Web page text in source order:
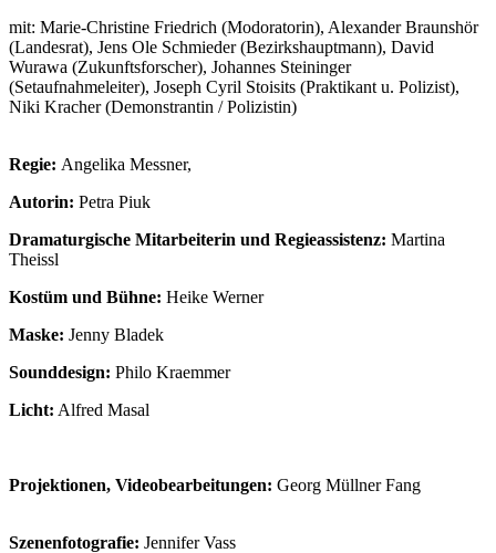
mit: Marie-Christine Friedrich (Modoratorin), Alexander Braunshör
(Landesrat), Jens Ole Schmieder (Bezirkshauptmann), David
Wurawa (Zukunftsforscher), Johannes Steininger
(Setaufnahmeleiter), Joseph Cyril Stoisits (Praktikant u. Polizist),
Niki Kracher (Demonstrantin / Polizistin)
Regie: Angelika Messner,
Autorin: Petra Piuk
Dramaturgische Mitarbeiterin und Regieassistenz: Martina
Theissl
Kostüm und Bühne: Heike Werner
Maske: Jenny Bladek
Sounddesign: Philo Kraemmer
Licht: Alfred Masal
Projektionen, Videobearbeitungen: Georg Müllner Fang
Szenenfotografie: Jennifer Vass